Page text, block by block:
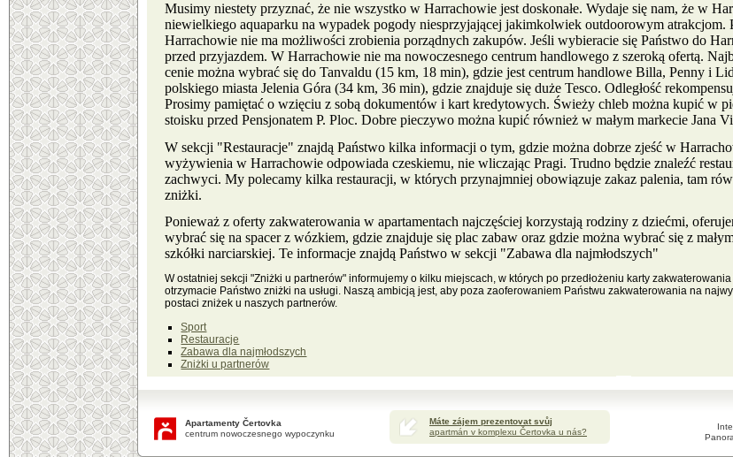
Musimy niestety przyznać, że nie wszystko w Harrachowie jest doskonałe. Wydaje się nam, że w
niewielkiego aquaparku na wypadek pogody niesprzyjającej jakimkolwiek outdoorowym atrakcjom.
Harrachowie nie ma możliwości zrobienia porządnych zakupów. Jeśli wybieracie się Państwo do
przed przyjazdem. W Harrachowie nie ma nowoczesnego centrum handlowego z szeroką ofertą.
cenie można wybrać się do Tanvaldu (15 km, 18 min), gdzie jest centrum handlowe Billa, Penny i
polskiego miasta Jelenia Góra (34 km, 36 min), gdzie znajduje się duże Tesco. Odległość
Prosimy pamiętać o wzięciu z sobą dokumentów i kart kredytowych. Świeży chleb można kupić w
stoisku przed Pensjonatem P. Ploc. Dobre pieczywo można kupić również w małym markecie Jana
W sekcji "Restauracje" znajdą Państwo kilka informacji o tym, gdzie można dobrze zjeść w
wyżywienia w Harrachowie odpowiada czeskiemu, nie wliczając Pragi. Trudno będzie znaleźć
zachwyci. My polecamy kilka restauracji, w których przynajmniej obowiązuje zakaz palenia, tam
zniżki.
Ponieważ z oferty zakwaterowania w apartamentach najczęściej korzystają rodziny z dziećmi,
wybrać się na spacer z wózkiem, gdzie znajduje się plac zabaw oraz gdzie można wybrać się z
szkółki narciarskiej. Te informacje znajdą Państwo w sekcji "Zabawa dla najmłodszych"
W ostatniej sekcji "Zniżki u partnerów" informujemy o kilku miejscach, w których po przedłożeniu karty
otrzymacie Państwo zniżki na usługi. Naszą ambicją jest, aby poza zaoferowaniem Państwu zakwaterowania na
postaci zniżek u naszych partnerów.
Sport
Restauracje
Zabawa dla najmłodszych
Zniżki u partnerów
Apartamenty Čertovka
centrum nowoczesnego wypoczynku
Máte zájem prezentovat svůj
apartmán v komplexu Čertovka u nás?